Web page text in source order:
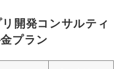
開発コンサルティ
プラン